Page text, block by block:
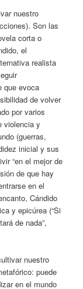
nuestro
Son las
corta o
el
realista
que evoca
de volver
por varios
violencia y
(guerras,
inicial y sus
“en el mejor de
de que hay
en el
Cándido
y epicúrea (“Si
de nada”,
nuestro
puede
en el mundo